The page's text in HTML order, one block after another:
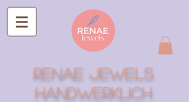
RENAE Jewels
Handwerklich